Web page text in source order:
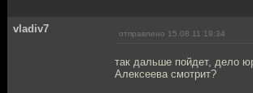
vladiv7 отправлено 15.08.11 19:34
так дальше пойдет, дело
Алексеева смотрит?